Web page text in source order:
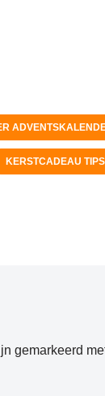
KERSTCADEAU TIPS
gemarkeerd